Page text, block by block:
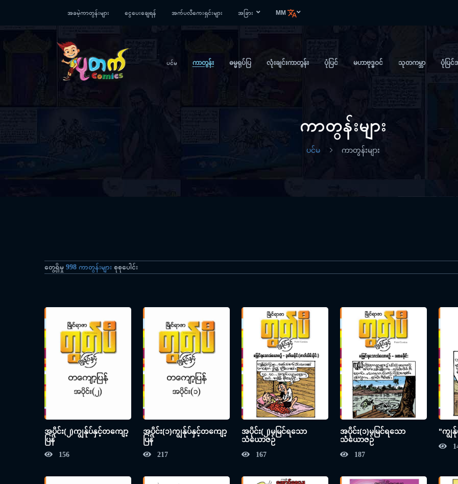
အခမဲ့ကာတွန်းများ ငွေပေးချေရန် အက်ပလီကေးရှင်းများ အခြား MM
ပင်မ ကာတွန်း ဓမ္မရုပ်ပြ လုံးချင်းကာတွန်း ပုံပြင် မဟာဗုဒ္ဓဝင် သုတကမ္ဘာ ပုံပြ
ကာတွန်းများ
ပင်မ ကာတွန်းများ
တွေ့ရှိမှု 998 ကာတွန်းများ စုစုပေါင်း
အပိုင်း(၂)ကျွန်ုပ်နှင့်တကျော့
ပြန်
156
အပိုင်း(၁)ကျွန်ုပ်နှင့်တကျော့
ပြန်
217
အပိုင်း(၂)မမြင်ရသော
သံယောဇဉ်
167
အပိုင်း(၁)မမြင်ရသော
သံယောဇဉ်
187
"ကျွန်ု